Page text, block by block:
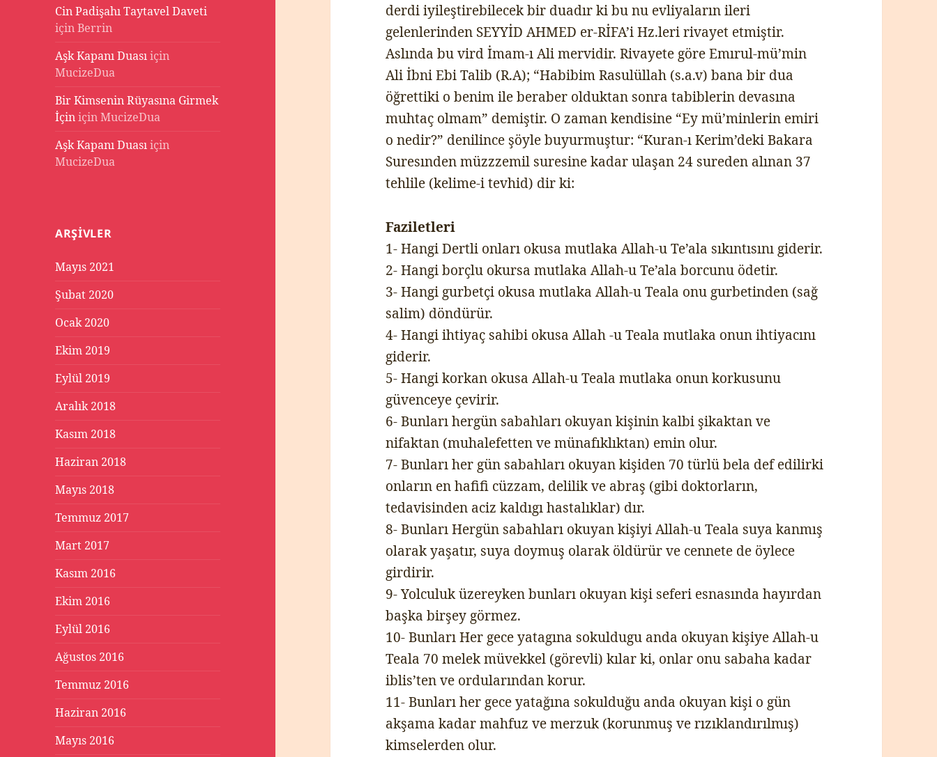
Cin Padişahı Taytavel Daveti
içinBerrin
Aşk Kapanı Duasıiçin
MucizeDua
Bir Kimsenin Rüyasına Girmek
İçiniçinMucizeDua
Aşk Kapanı Duasıiçin
MucizeDua
ARŞIVLER
Mayıs 2021
Şubat 2020
Ocak 2020
Ekim 2019
Eylül 2019
Aralık 2018
Kasım 2018
Haziran 2018
Mayıs 2018
Temmuz 2017
Mart 2017
Kasım 2016
Ekim 2016
Eylül 2016
Ağustos 2016
Temmuz 2016
Haziran 2016
Mayıs 2016
derdi iyileştirebilecek bir duadır ki bu nu evliyaların ileri
gelenlerinden SEYYİD AHMED er-RİFA’i Hz.leri rivayet etmiştir.
Aslında bu vird İmam-ı Ali mervidir. Rivayete göre Emırul-mü’min
Ali İbni Ebi Talib (R.A); “Habibim Rasulüllah (s.a.v) bana bir dua
öğrettiki o benim ile beraber olduktan sonra tabiblerin devasına
muhtaç olmam” demiştir. O zaman kendisine “Ey mü’minlerin emiri
o nedir?” denilince şöyle buyurmuştur: “Kuran-ı Kerim’deki Bakara
Suresınden müzzzemil suresine kadar ulaşan 24 sureden alınan 37
tehlile (kelime-i tevhid) dir ki:
Faziletleri
1- Hangi Dertli onları okusa mutlaka Allah-u Te’ala sıkıntısını giderir.
2- Hangi borçlu okursa mutlaka Allah-u Te’ala borcunu ödetir.
3- Hangi gurbetçi okusa mutlaka Allah-u Teala onu gurbetinden (sağ
salim) döndürür.
4- Hangi ihtiyaç sahibi okusa Allah -u Teala mutlaka onun ihtiyacını
giderir.
5- Hangi korkan okusa Allah-u Teala mutlaka onun korkusunu
güvenceye çevirir.
6- Bunları hergün sabahları okuyan kişinin kalbi şikaktan ve
nifaktan (muhalefetten ve münafıklıktan) emin olur.
7- Bunları her gün sabahları okuyan kişiden 70 türlü bela def edilirki
onların en hafifi cüzzam, delilik ve abraş (gibi doktorların,
tedavisinden aciz kaldıgı hastalıklar) dır.
8- Bunları Hergün sabahları okuyan kişiyi Allah-u Teala suya kanmış
olarak yaşatır, suya doymuş olarak öldürür ve cennete de öylece
girdirir.
9- Yolculuk üzereyken bunları okuyan kişi seferi esnasında hayırdan
başka birşey görmez.
10- Bunları Her gece yatagına sokuldugu anda okuyan kişiye Allah-u
Teala 70 melek müvekkel (görevli) kılar ki, onlar onu sabaha kadar
iblis’ten ve ordularından korur.
11- Bunları her gece yatağına sokulduğu anda okuyan kişi o gün
akşama kadar mahfuz ve merzuk (korunmuş ve rızıklandırılmış)
kimselerden olur.